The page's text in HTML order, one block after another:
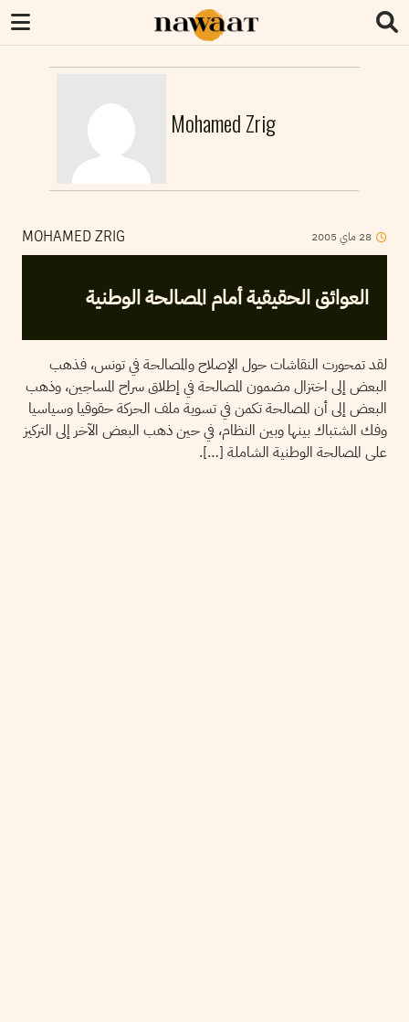
Mohamed Zrig
MOHAMED ZRIG 28 ماي 2005
العوائق الحقيقية أمام المصالحة الوطنية
لقد تمحورت النقاشات حول الإصلاح والمصالحة في تونس، فذهب
البعض إلى اختزال مضمون المصالحة في إطلاق سراح المساجين، وذهب
البعض إلى أن المصالحة تكمن في تسوية ملف الحركة حقوقيا وسياسيا
وفك الشتباك بينها وبين النظام، في حين ذهب البعض الآخر إلى التركيز
على المصالحة الوطنية الشاملة […].